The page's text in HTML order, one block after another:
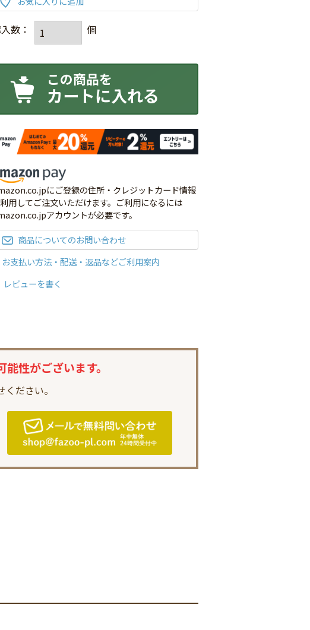
カートに入れる
にご登録の住所・クレジットカード情報
用してご注文いただけます。ご利用になるには
アカウントが必要です。
商品についてのお問い合わせ
お支払い方法・配送・返品などご利用案内
レビューを書く
能性がございます。
ださい。